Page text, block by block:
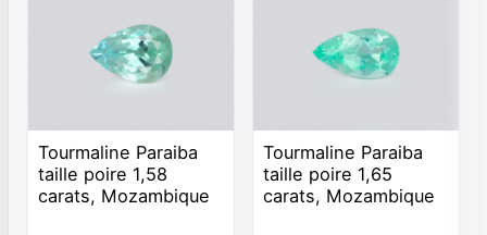
Tourmaline Paraiba
taille poire 1,58
carats, Mozambique
Tourmaline Paraiba
taille poire 1,65
carats, Mozambique